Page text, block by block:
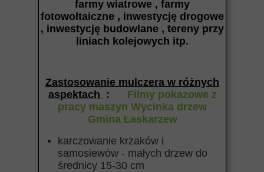
farmy wiatrowe , farmy
fotowoltaiczne , inwestycję drogowe
, inwestycję budowlane , tereny przy
liniach kolejowych itp.
Zastosowanie mulczera w różnych
aspektach
:
Filmy pokazowe z
pracy maszyn Wycinka drzew
Gmina Łaskarzew
karczowanie krzaków i
samosiewów - małych drzew do
średnicy 15-30 cm